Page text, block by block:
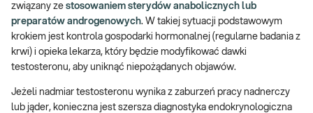
związany ze stosowaniem sterydów anabolicznych lub
preparatów androgenowych. W takiej sytuacji podstawowym
krokiem jest kontrola gospodarki hormonalnej (regularne badania z
krwi) i opieka lekarza, który będzie modyfikować dawki
testosteronu, aby uniknąć niepożądanych objawów.
Jeżeli nadmiar testosteronu wynika z zaburzeń pracy nadnerczy
lub jąder, konieczna jest szersza diagnostyka endokrynologiczna